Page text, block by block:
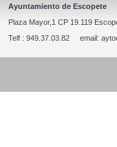
Ayuntamiento de Escopete
Plaza Mayor,1 CP 19.119
Telf : 949.37.03.82 email: